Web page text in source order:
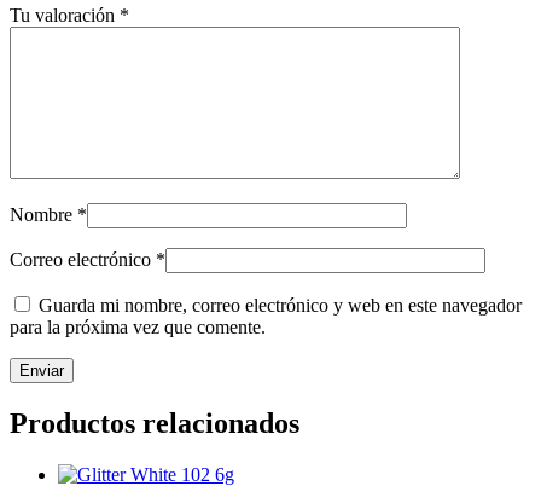
Tu valoración *
Nombre *
Correo electrónico *
Guarda mi nombre, correo electrónico y web en este navegador
para la próxima vez que comente.
Productos relacionados